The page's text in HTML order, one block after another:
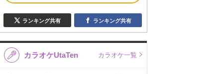
ランキング共有 ランキング共有
カラオケUtaTen カラオケ一覧